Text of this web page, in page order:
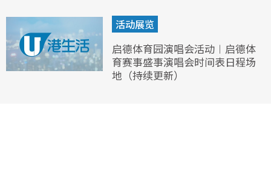
活动展览
启德体育园演唱会活动︱启德体
育赛事盛事演唱会时间表日程场
地（持续更新）